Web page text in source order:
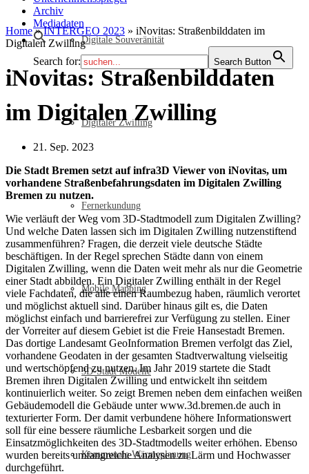
Digitale Souveränität
Digitaler Zwilling
Fernerkundung
Mobile Mapping
3D-Stadt Modelle
Kommunale Wärmeplanung
Archiv
Mediadaten
Search for: Search Button
Home»INTERGEO 2023 » iNovitas: Straßenbilddaten im
Digitalen Zwilling
iNovitas: Straßenbilddaten
im Digitalen Zwilling
21. Sep. 2023
Die Stadt Bremen setzt auf infra3D Viewer von iNovitas, um
vorhandene Straßenbefahrungsdaten im Digitalen Zwilling
Bremen zu nutzen.
Wie verläuft der Weg vom 3D-Stadtmodell zum Digitalen Zwilling?
Und welche Daten lassen sich im Digitalen Zwilling nutzenstiftend
zusammenführen? Fragen, die derzeit viele deutsche Städte
beschäftigen. In der Regel sprechen Städte dann von einem
Digitalen Zwilling, wenn die Daten weit mehr als nur die Geometrie
einer Stadt abbilden. Ein Digitaler Zwilling enthält in der Regel
viele Fachdaten, die alle einen Raumbezug haben, räumlich verortet
und möglichst aktuell sind. Darüber hinaus gilt es, die Daten
möglichst einfach und barrierefrei zur Verfügung zu stellen. Einer
der Vorreiter auf diesem Gebiet ist die Freie Hansestadt Bremen.
Das dortige Landesamt GeoInformation Bremen verfolgt das Ziel,
vorhandene Geodaten in der gesamten Stadtverwaltung vielseitig
und wertschöpfend zu nutzen. Im Jahr 2019 startete die Stadt
Bremen ihren Digitalen Zwilling und entwickelt ihn seitdem
kontinuierlich weiter. So zeigt Bremen neben dem einfachen weißen
Gebäudemodell die Gebäude unter www.3d.bremen.de auch in
texturierter Form. Der damit verbundene höhere Informationswert
soll für eine bessere räumliche Lesbarkeit sorgen und die
Einsatzmöglichkeiten des 3D-Stadtmodells weiter erhöhen. Ebenso
wurden bereits umfangreiche Analysen zu Lärm und Hochwasser
durchgeführt.